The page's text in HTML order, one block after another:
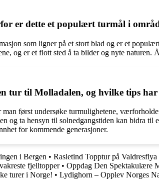
er dette et populært turmål i
som ligner på et stort blad og er et
og er et flott sted å ta bilder og nyte
tur til Molladalen, og hvilke tips
først undersøke turmulighetene,
og ta hensyn til solnedgangstiden kan bidra til
for kommende generasjoner.
i Bergen • Rasletind Topptur på Valdresflya
fjelltopper• Oppdag Den Spektakulære
turer i Norge! • Lydighorn – Opplev Norges